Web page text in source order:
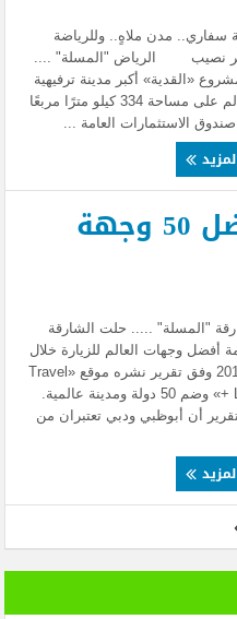
سفاري.. مدن ملاهٍ.. وللرياضة
نصيب الرياض "المسلة" ....
«القدية» أكبر مدينة ترفيهية
في العالم على مساحة 334 كيلو مترًا مربعًا
الاستثمارات العامة ...
الشارقة ضمن أفضل 50 وجهة
"المسلة" ..... حلت الشارقة
أفضل وجهات العالم للزيارة خلال
العام 2019 وفق تقرير نشره موقع «Travel
+ Leisure» وضم 50 دولة ومدينة عالمية.
أن أبوظبي ودبي تعتبران من